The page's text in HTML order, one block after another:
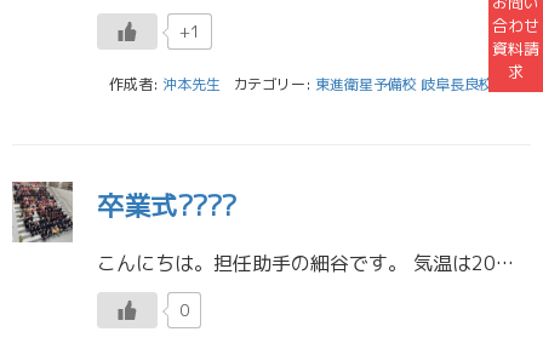
合わせ
資料請
求
+1
作成者: 沖本先生 カテゴリー: 東進衛星予備校 岐阜長良校
卒業式????
こんにちは。担任助手の細谷です。 気温は20℃台まで上がり、ようやく春の陽気を感じられるようになりましたね。 新年度は満開の桜とともに迎えることが出来そうです(^^) 私の通う大学では先週、卒業式がありました。 私はまだ […]
0